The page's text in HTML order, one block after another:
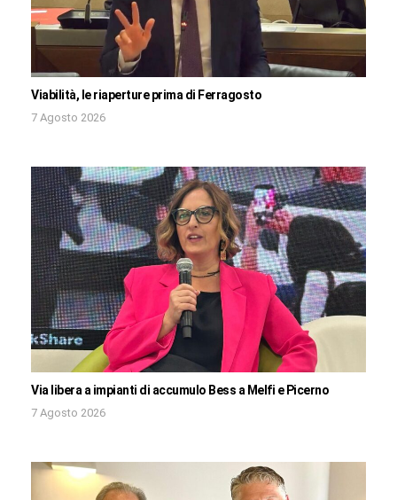
Viabilità, le riaperture prima di Ferragosto
7 Agosto 2026
Via libera a impianti di accumulo Bess a Melfi e Picerno
7 Agosto 2026